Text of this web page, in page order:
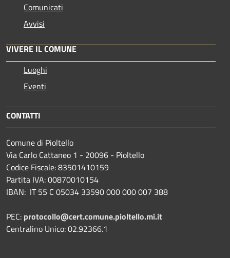
Comunicati
Avvisi
VIVERE IL COMUNE
Luoghi
Eventi
CONTATTI
Comune di Pioltello
Via Carlo Cattaneo 1 - 20096 - Pioltello
Codice Fiscale: 83501410159
Partita IVA: 00870010154
IBAN: IT 55 C 05034 33590 000 000 007 388
PEC: protocollo@cert.comune.pioltello.mi.it
Centralino Unico: 02.92366.1